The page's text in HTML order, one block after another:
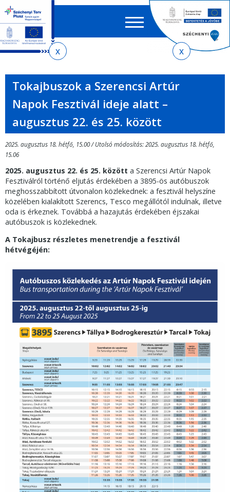
menetrendkeresőhöz
almenühöz
tartalomra
oldaltérképre
EN HU
űrlap
Tokajbuszok a Szerencsi Artúr
Napok Fesztivál ideje alatt –
augusztus 22. és 25. között
2025. augusztus 18. hétfő, 15.00 / Utolsó módosítás: 2025. augusztus 18. hétfő,
15.06
2025. augusztus 22. és 25. között a Szerencsi Artúr Napok
Fesztiválról történő eljutás érdekében a 3895-ös autóbuszok
meghosszabbított útvonalon közlekednek: a fesztivál helyszíne
közelében kialakított Szerencs, Tesco megállótól indulnak, illetve
oda is érkeznek. Továbbá a hazajutás érdekében éjszakai
autóbuszok is közlekednek.
A Tokajbusz részletes menetrendje a fesztivál
hétvégéjén: